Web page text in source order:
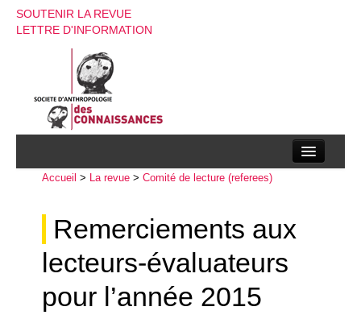
SOUTENIR LA REVUE
LETTRE D'INFORMATION
La société d’anthropologie des connaissances
Recherches
Appels à contributions
Instructions aux auteurs
Accueil > La revue > Comité de lecture (referees)
Remerciements aux
lecteurs-évaluateurs
pour l’année 2015